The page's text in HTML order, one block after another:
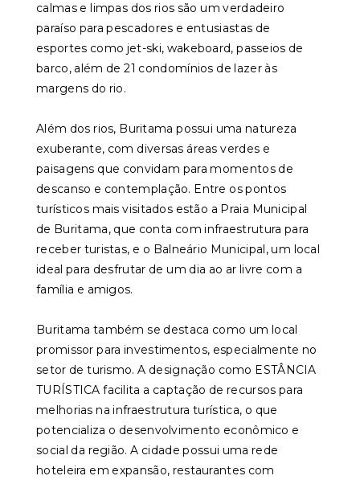
calmas e limpas dos rios são um verdadeiro
paraíso para pescadores e entusiastas de
esportes como jet-ski, wakeboard, passeios de
barco, além de 21 condomínios de lazer às
margens do rio.
Além dos rios, Buritama possui uma natureza
exuberante, com diversas áreas verdes e
paisagens que convidam para momentos de
descanso e contemplação. Entre os pontos
turísticos mais visitados estão a Praia Municipal
de Buritama, que conta com infraestrutura para
receber turistas, e o Balneário Municipal, um local
ideal para desfrutar de um dia ao ar livre com a
família e amigos.
Buritama também se destaca como um local
promissor para investimentos, especialmente no
setor de turismo. A designação como ESTÂNCIA
TURÍSTICA facilita a captação de recursos para
melhorias na infraestrutura turística, o que
potencializa o desenvolvimento econômico e
social da região. A cidade possui uma rede
hoteleira em expansão, restaurantes com